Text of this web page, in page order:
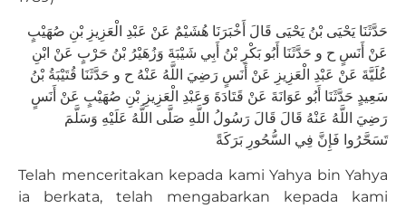
عَنْ أَنَسٍ ح و حَدَّثَنَا أَبُو بَكْرِ بْنُ أَبِي شَيْبَةَ وَزُهَيْرُ بْنُ حَرْبٍ عَنْ ابْنِ
عُلَيَّةَ عَنْ عَبْدِ الْعَزِيزِ عَنْ أَنَسٍ رَضِيَ اللَّهُ عَنْهُ ح و حَدَّثَنَا قُتَيْبَةُ بْنُ
سَعِيدٍ حَدَّثَنَا أَبُو عَوَانَةَ عَنْ قَتَادَةَ وَعَبْدِ الْعَزِيزِ بْنِ صُهَيْبٍ عَنْ أَنَسٍ
رَضِيَ اللَّهُ عَنْهُ قَالَ قَالَ رَسُولُ اللَّهِ صَلَّى اللَّهُ عَلَيْهِ وَسَلَّمَ
تَسَحَّرُوا فَإِنَّ فِي السُّحُورِ بَرَكَةً
Telah menceritakan kepada kami Yahya bin Yahya
ia berkata, telah mengabarkan kepada kami